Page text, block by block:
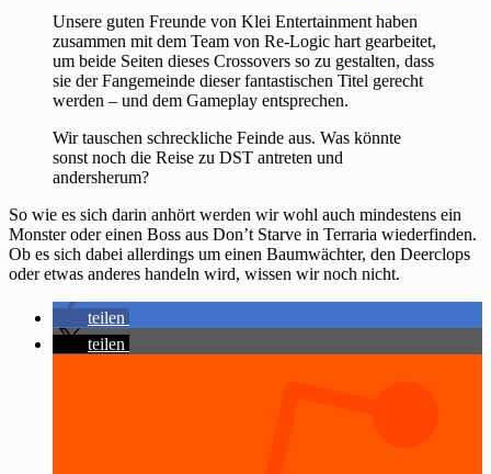
Unsere guten Freunde von Klei Entertainment haben
zusammen mit dem Team von Re-Logic hart gearbeitet,
um beide Seiten dieses Crossovers so zu gestalten, dass
sie der Fangemeinde dieser fantastischen Titel gerecht
werden – und dem Gameplay entsprechen.
Wir tauschen schreckliche Feinde aus. Was könnte
sonst noch die Reise zu DST antreten und
andersherum?
So wie es sich darin anhört werden wir wohl auch mindestens ein
Monster oder einen Boss aus Don’t Starve in Terraria wiederfinden.
Ob es sich dabei allerdings um einen Baumwächter, den Deerclops
oder etwas anderes handeln wird, wissen wir noch nicht.
teilen
teilen